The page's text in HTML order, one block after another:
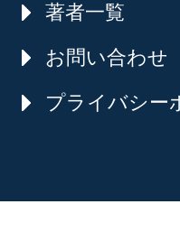
著者一覧
お問い合わせ
プライバシー